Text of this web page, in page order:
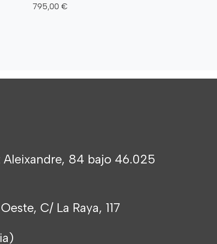
795,00 €
Aleixandre, 84 bajo 46.025
C/ La Raya, 117